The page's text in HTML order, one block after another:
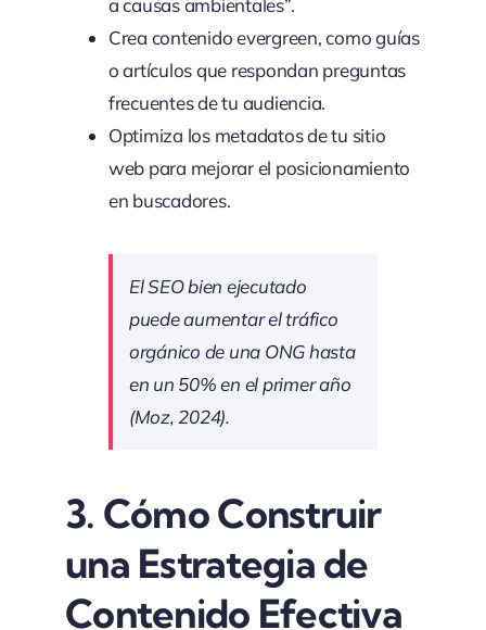
a causas ambientales”.
Crea contenido evergreen, como guías
o artículos que respondan preguntas
frecuentes de tu audiencia.
Optimiza los metadatos de tu sitio
web para mejorar el posicionamiento
en buscadores.
El SEO bien ejecutado
puede aumentar el tráfico
orgánico de una ONG hasta
en un 50% en el primer año
(Moz, 2024).
3. Cómo Construir
una Estrategia de
Contenido Efectiva